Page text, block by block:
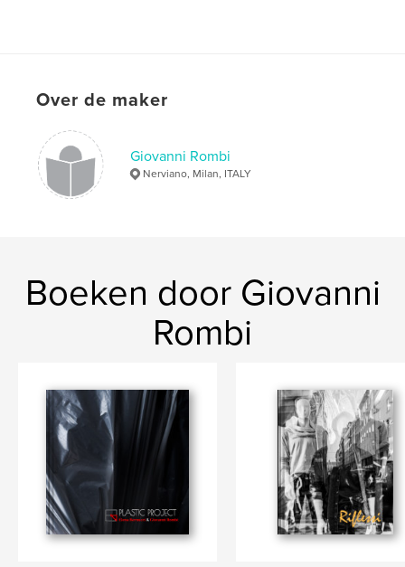
Over de maker
Giovanni Rombi
Nerviano, Milan, ITALY
Boeken door Giovanni
Rombi